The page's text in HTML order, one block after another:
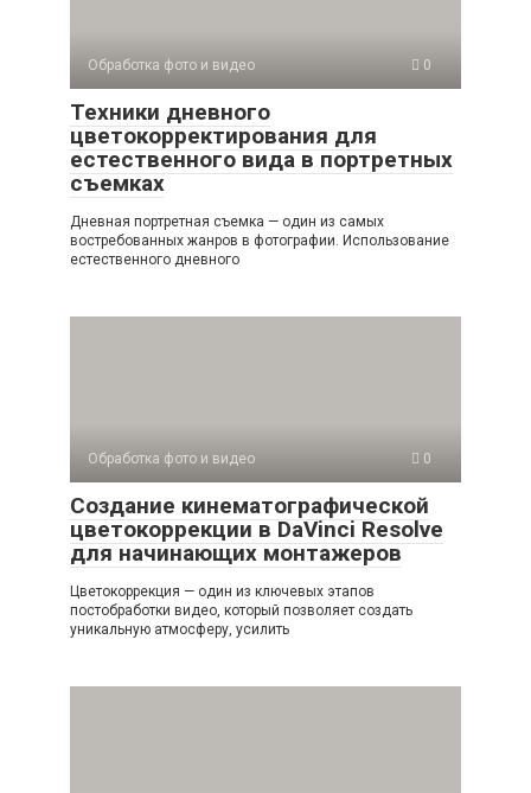
Обработка фото и видео 0
Техники дневного
цветокорректирования для
естественного вида в портретных
съемках
Дневная портретная съемка — один из самых
востребованных жанров в фотографии. Использование
естественного дневного
Обработка фото и видео 0
Создание кинематографической
цветокоррекции в DaVinci Resolve
для начинающих монтажеров
Цветокоррекция — один из ключевых этапов
постобработки видео, который позволяет создать
уникальную атмосферу, усилить